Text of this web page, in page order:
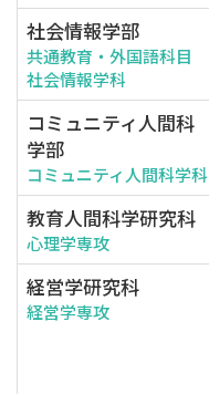
社会情報学部
共通教育・外国語科目
社会情報学科
コミュニティ人間科
学部
コミュニティ人間科学科
教育人間科学研究科
心理学専攻
経営学研究科
経営学専攻